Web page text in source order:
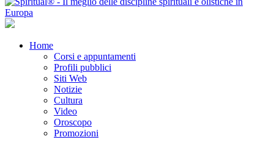
Home
Corsi e appuntamenti
Profili pubblici
Siti Web
Notizie
Cultura
Video
Oroscopo
Promozioni